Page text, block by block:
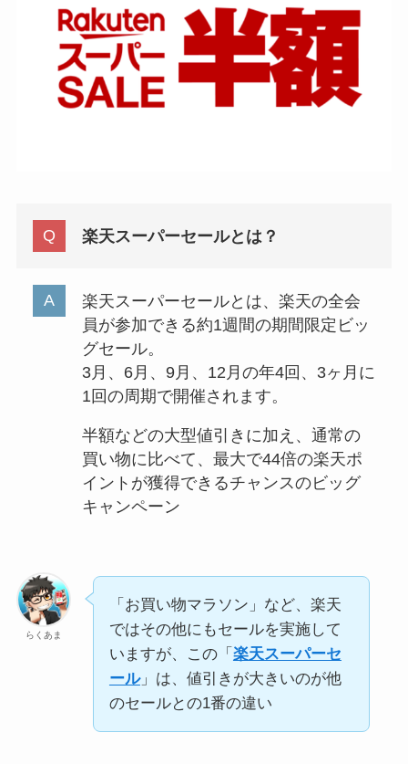
楽天スーパーセールとは？
楽天スーパーセールとは、楽天の全会
員が参加できる約1週間の期間限定ビッ
グセール。
3月、6月、9月、12月の年4回、3ヶ月に
1回の周期で開催されます。
半額などの大型値引きに加え、通常の
買い物に比べて、最大で44倍の楽天ポ
イントが獲得できるチャンスのビッグ
キャンペーン
らくあま
「お買い物マラソン」など、楽天
ではその他にもセールを実施して
いますが、この「 楽天スーパーセ
ール」は、値引きが大きいのが他
のセールとの1番の違い